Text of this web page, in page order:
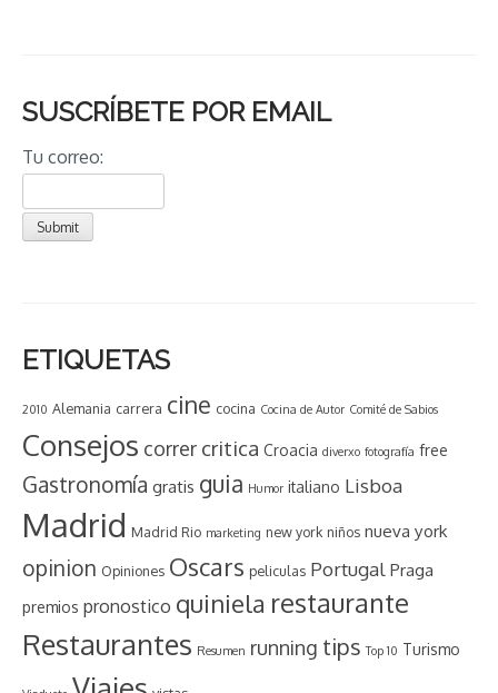
SUSCRÍBETE POR EMAIL
Tu correo:
ETIQUETAS
2010 Alemania carrera cine cocina Cocina de Autor Comité de Sabios
Consejos correr critica Croacia diverxo fotografía free
Gastronomía gratis guia Humor italiano Lisboa
Madrid Madrid Rio marketing new york niños nueva york
opinion Opiniones Oscars peliculas Portugal Praga
premios pronostico quiniela restaurante
Restaurantes Resumen running tips Top 10 Turismo